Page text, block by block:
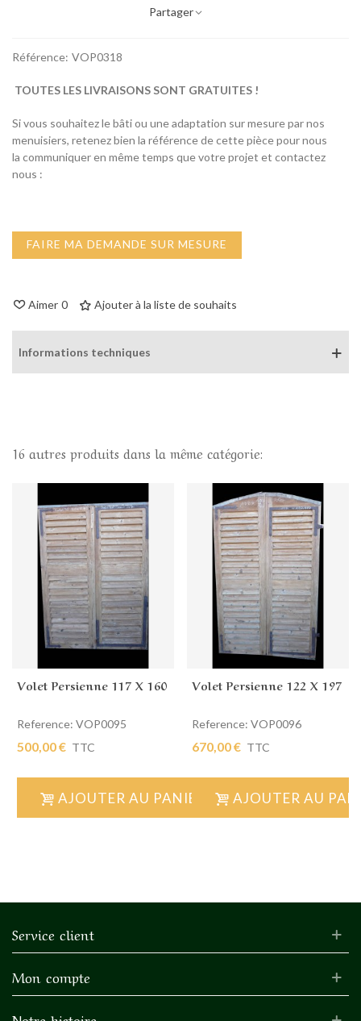
Partager
Référence: VOP0318
TOUTES LES LIVRAISONS SONT GRATUITES !
Si vous souhaitez le bâti ou une adaptation sur mesure par nos
menuisiers, retenez bien la référence de cette pièce pour nous
la communiquer en même temps que votre projet et contactez
nous :
FAIRE MA DEMANDE SUR MESURE
Aimer 0 Ajouter à la liste de souhaits
Informations techniques
16 autres produits dans la même catégorie:
Volet Persienne 117 X 160
Reference: VOP0095
500,00 € TTC
AJOUTER AU PANIER
Volet Persienne 122 X 197
Reference: VOP0096
670,00 € TTC
AJOUTER AU
Service client
Mon compte